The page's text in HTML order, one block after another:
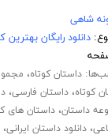
شاهی
دانلود رایگان
داستان کوتاه،
کوتاه،داستان فارسی،
داستان،داستان های
،دانلود داستان ایرانی،